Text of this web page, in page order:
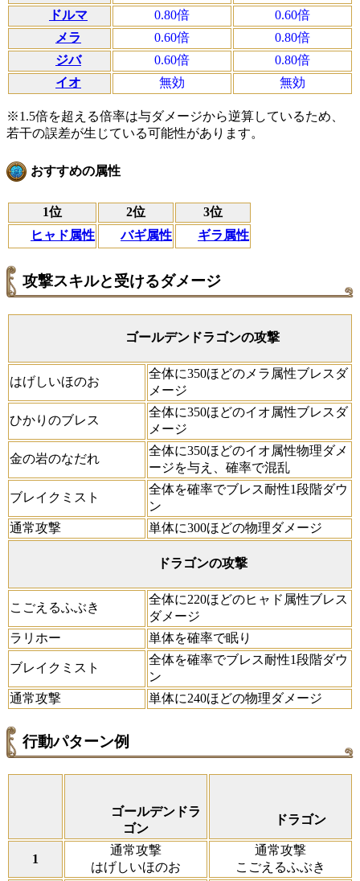
ドルマ
0.80倍
0.60倍
メラ
0.60倍
0.80倍
ジバ
0.60倍
0.80倍
イオ
無効 無効
※1.5倍を超える倍率は与ダメージから逆算しているため、
若干の誤差が生じている可能性があります。
おすすめの属性
1位 2位
3位
ヒャド属性
バギ属性 ギラ属性
攻撃スキルと受けるダメージ
ゴールデンドラゴンの攻撃
はげしいほのお
全体に350ほどのメラ属性ブレスダ
メージ
ひかりのブレス
全体に350ほどのイオ属性ブレスダ
メージ
金の岩のなだれ
全体に350ほどのイオ属性物理ダメ
ージを与え、確率で混乱
ブレイクミスト
全体を確率でブレス耐性1段階ダウ
ン
通常攻撃
単体に300ほどの物理ダメージ
ドラゴンの攻撃
こごえるふぶき
全体に220ほどのヒャド属性ブレス
ダメージ
ラリホー
単体を確率で眠り
ブレイクミスト
全体を確率でブレス耐性1段階ダウ
ン
通常攻撃
単体に240ほどの物理ダメージ
行動パターン例
ゴールデンドラ
ゴン
ドラゴン
1
通常攻撃
はげしいほのお
通常攻撃
こごえるふぶき